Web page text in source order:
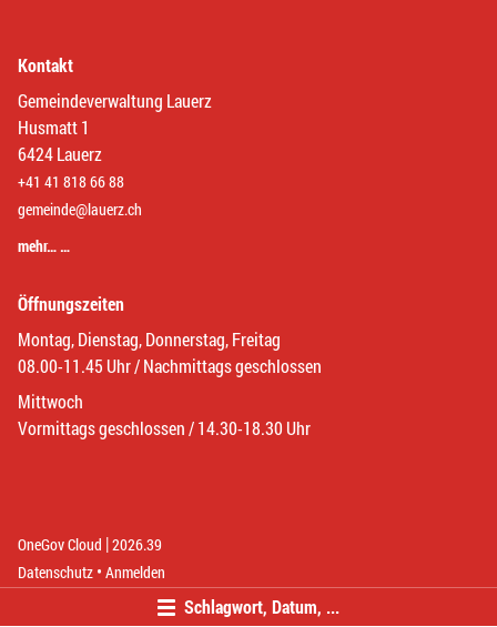
Schlagwort, Datum, ...
Kontakt
Gemeindeverwaltung Lauerz
Husmatt 1
6424 Lauerz
+41 41 818 66 88
gemeinde@lauerz.ch
mehr… …
Öffnungszeiten
Montag, Dienstag, Donnerstag, Freitag
08.00-11.45 Uhr / Nachmittags geschlossen
Mittwoch
Vormittags geschlossen / 14.30-18.30 Uhr
OneGov Cloud (External Link)
|2026.39
Datenschutz (External Link)
Anmelden